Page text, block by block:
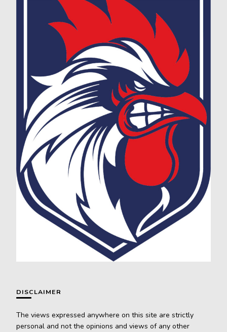
DISCLAIMER
The views expressed anywhere on this site are strictly
personal and not the opinions and views of any other